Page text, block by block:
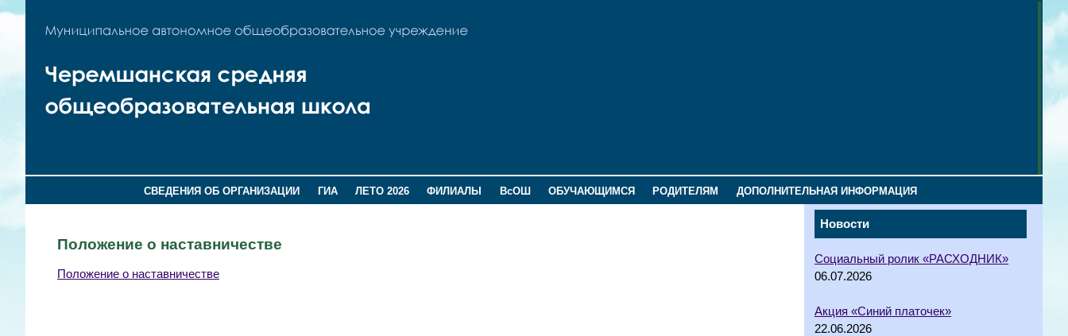
СВЕДЕНИЯ ОБ ОРГАНИЗАЦИИ ГИА ЛЕТО 2026 ФИЛИАЛЫ ВсОШ ОБУЧАЮЩИМСЯ РОДИТЕЛЯМ ДОПОЛНИТЕЛЬНАЯ ИНФОРМАЦИЯ
Новости
Социальный ролик «РАСХОДНИК»
06.07.2026
Акция «Синий платочек»
22.06.2026
Положение о наставничестве
Положение о наставничестве